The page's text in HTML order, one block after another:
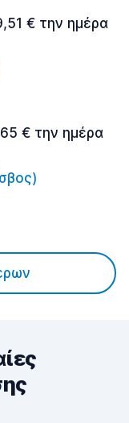
€ την ημέρα
€ την ημέρα